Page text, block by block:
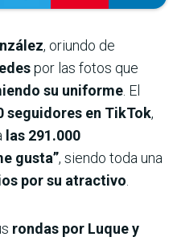
, oriundo de
por las fotos que
su uniforme . El
seguidores en TikTok,
las 291.000
gusta”, siendo toda una
por su atractivo
rondas por Luque y